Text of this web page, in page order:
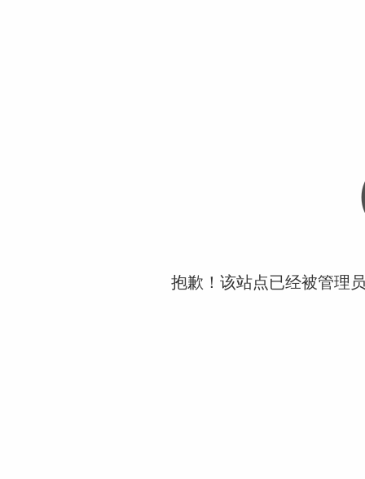
抱歉！该站点已经被管理